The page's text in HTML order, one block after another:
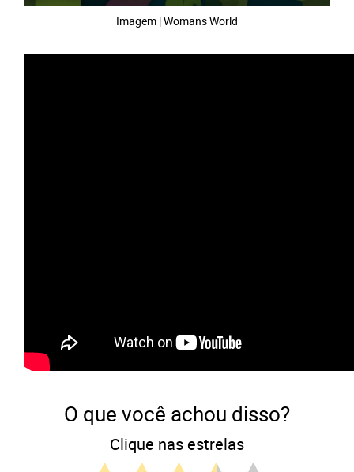
Imagem | Womans World
O que você achou disso?
Clique nas estrelas